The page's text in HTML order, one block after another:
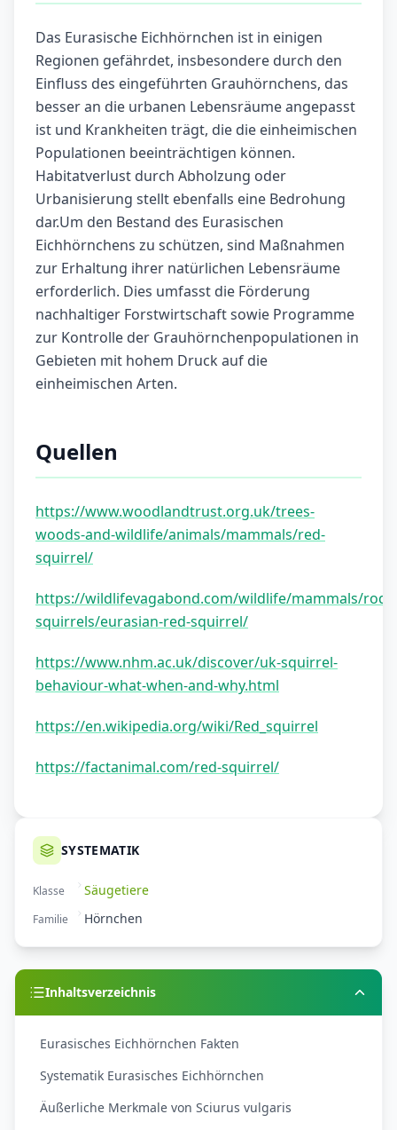
Das Eurasische Eichhörnchen ist in einigen
Regionen gefährdet, insbesondere durch den
Einfluss des eingeführten Grauhörnchens, das
besser an die urbanen Lebensräume angepasst
ist und Krankheiten trägt, die die einheimischen
Populationen beeinträchtigen können.
Habitatverlust durch Abholzung oder
Urbanisierung stellt ebenfalls eine Bedrohung
dar.Um den Bestand des Eurasischen
Eichhörnchens zu schützen, sind Maßnahmen
zur Erhaltung ihrer natürlichen Lebensräume
erforderlich. Dies umfasst die Förderung
nachhaltiger Forstwirtschaft sowie Programme
zur Kontrolle der Grauhörnchenpopulationen in
Gebieten mit hohem Druck auf die
einheimischen Arten.
Quellen
https://www.woodlandtrust.org.uk/trees-
woods-and-wildlife/animals/mammals/red-
squirrel/
https://wildlifevagabond.com/wildlife/mammals/
squirrels/eurasian-red-squirrel/
https://www.nhm.ac.uk/discover/uk-squirrel-
behaviour-what-when-and-why.html
https://en.wikipedia.org/wiki/Red_squirrel
https://factanimal.com/red-squirrel/
SYSTEMATIK
Klasse Säugetiere
Familie Hörnchen
Inhaltsverzeichnis
Eurasisches Eichhörnchen Fakten
Systematik Eurasisches Eichhörnchen
Äußerliche Merkmale von Sciurus vulgaris